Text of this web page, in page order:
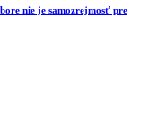
nie je samozrejmosť pre